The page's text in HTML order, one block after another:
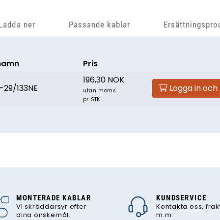
ner Passande kablar
Pris
133NE
196,30 NOK
utan moms
pr. STK
Logga in
MONTERADE KABLAR
Vi skräddarsyr efter
dina önskemål.
KUNDSERVICE
Kontakta oss,
m.m.